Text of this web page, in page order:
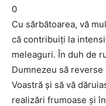
0
Cu sărbătoarea, vă
că contribuiţi la
meleaguri. În duh de
Dumnezeu să
Voastră şi să vă
realizări frumoase şi